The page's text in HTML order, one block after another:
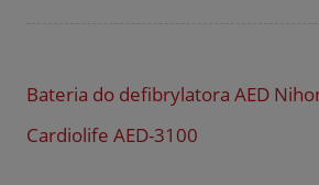
Bateria do defibrylatora AED
Cardiolife AED-3100